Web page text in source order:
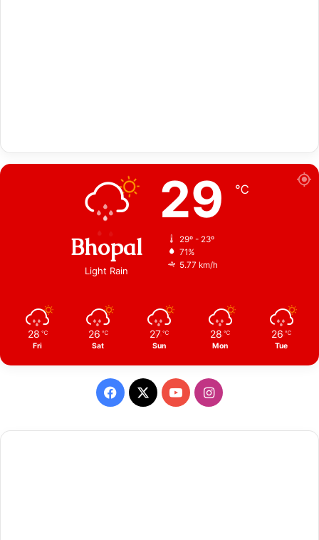
Bhopal
Light Rain
29 ℃
29º - 23º
71%
5.77 km/h
28 ℃
Fri
26 ℃
Sat
27 ℃
Sun
28 ℃
Mon
26 ℃
Tue
Facebook
X YouTubeInstagram